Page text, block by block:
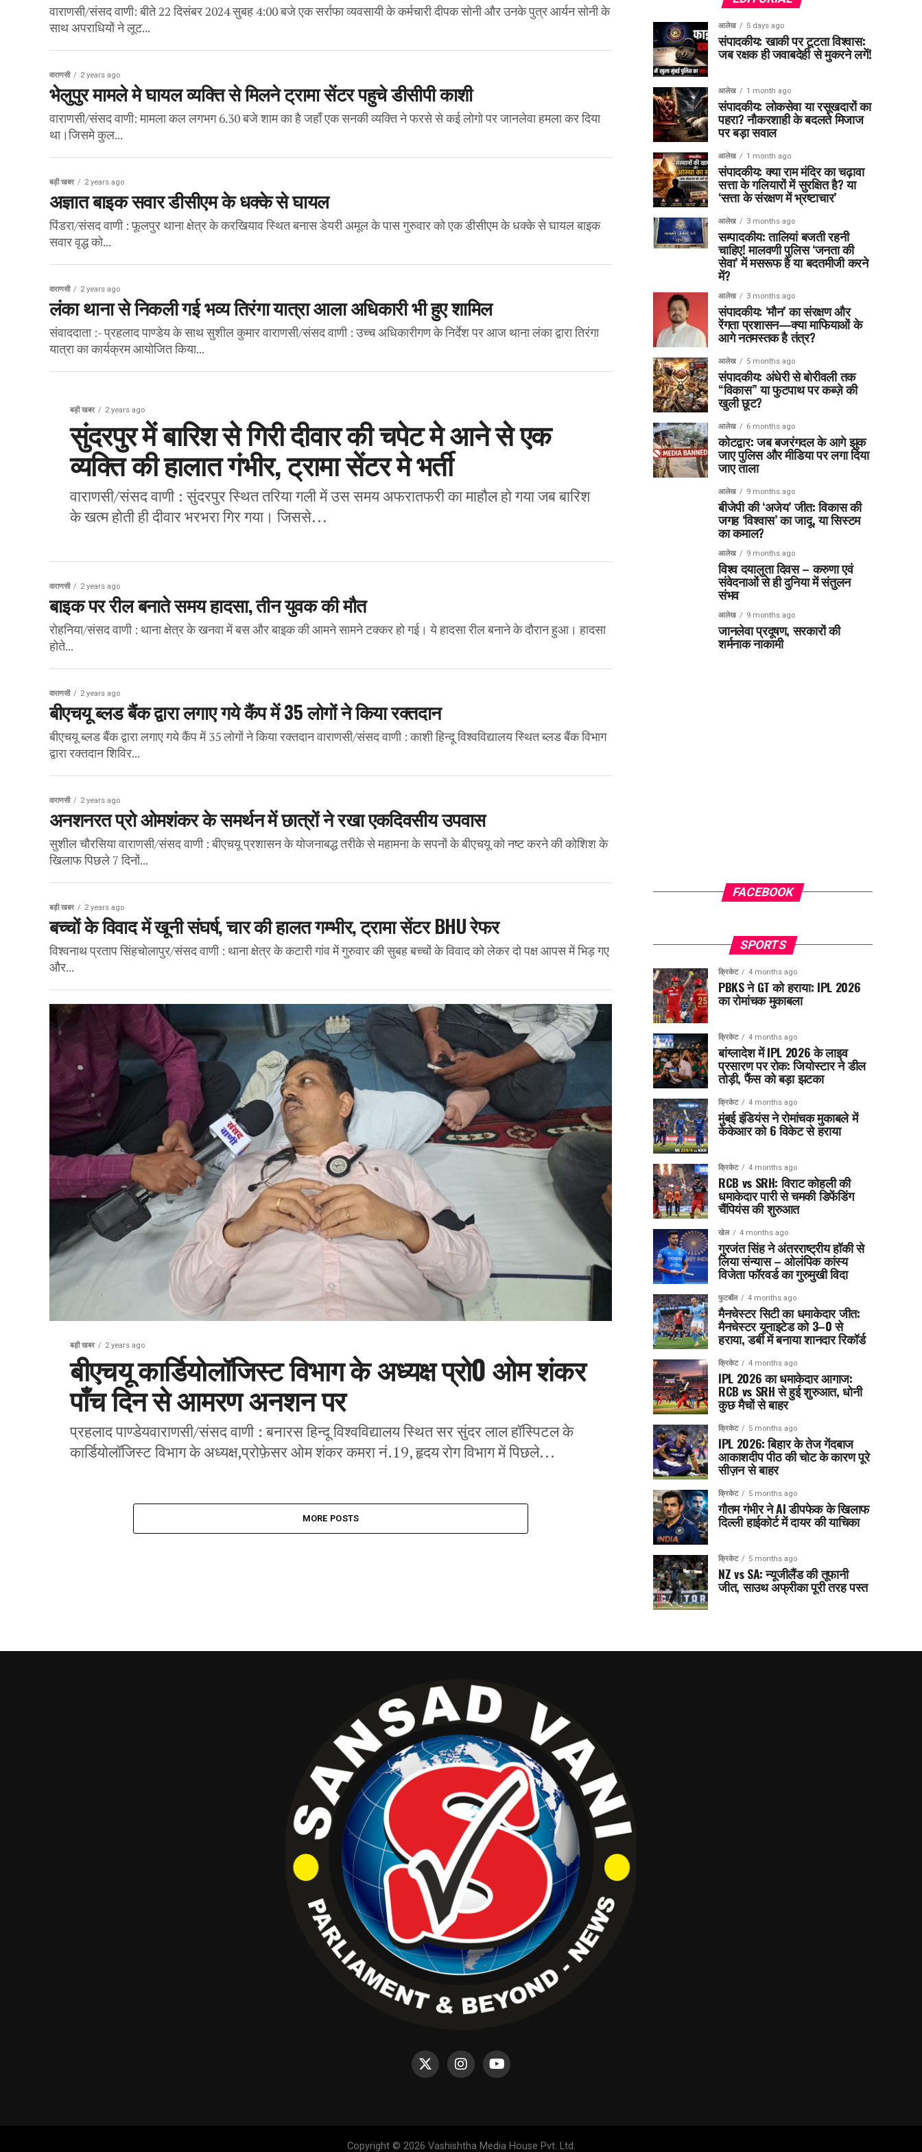
वाराणसी/संसद वाणी: बीते 22 दिसंबर 2024 सुबह 4:00 बजे एक सर्राफा व्यवसायी के कर्मचारी दीपक सोनी और उनके पुत्र आर्यन सोनी के
साथ अपराधियों ने लूट...
वाराणसी 2 years ago
भेलुपुर मामले मे घायल व्यक्ति से मिलने ट्रामा सेंटर पहुचे डीसीपी काशी
वाराणसी/संसद वाणी: मामला कल लगभग 6.30 बजे शाम का है जहाँ एक सनकी व्यक्ति ने फरसे से कई लोगो पर जानलेवा हमला कर दिया
था।जिसमे कुल...
बड़ी खबर 2 years ago
अज्ञात बाइक सवार डीसीएम के धक्के से घायल
पिंडरा/संसद वाणी : फूलपुर थाना क्षेत्र के करखियाव स्थित बनास डेयरी अमूल के पास गुरुवार को एक डीसीएम के धक्के से घायल बाइक
सवार वृद्ध को...
वाराणसी 2 years ago
लंका थाना से निकली गई भव्य तिरंगा यात्रा आला अधिकारी भी हुए शामिल
संवाददाता :- प्रहलाद पाण्डेय के साथ सुशील कुमार वाराणसी/संसद वाणी : उच्च अधिकारीगण के निर्देश पर आज थाना लंका द्वारा तिरंगा
यात्रा का कार्यक्रम आयोजित किया...
बड़ी खबर 2 years ago
सुंदरपुर में बारिश से गिरी दीवार की चपेट मे आने से एक
व्यक्ति की हालात गंभीर, ट्रामा सेंटर मे भर्ती
वाराणसी/संसद वाणी : सुंदरपुर स्थित तरिया गली में उस समय अफरातफरी का माहौल हो गया जब बारिश
के खत्म होती ही दीवार भरभरा गिर गया। जिससे...
वाराणसी 2 years ago
बाइक पर रील बनाते समय हादसा, तीन युवक की मौत
रोहनिया/संसद वाणी : थाना क्षेत्र के खनवा में बस और बाइक की आमने सामने टक्कर हो गई। ये हादसा रील बनाने के दौरान हुआ। हादसा
होते...
वाराणसी 2 years ago
बीएचयू ब्लड बैंक द्वारा लगाए गये कैंप में 35 लोगों ने किया रक्तदान
बीएचयू ब्लड बैंक द्वारा लगाए गये कैंप में 35 लोगों ने किया रक्तदान वाराणसी/संसद वाणी : काशी हिन्दू विश्वविद्यालय स्थित ब्लड बैंक विभाग
द्वारा रक्तदान शिविर...
वाराणसी 2 years ago
अनशनरत प्रो ओमशंकर के समर्थन में छात्रों ने रखा एकदिवसीय उपवास
सुशील चौरसिया वाराणसी/संसद वाणी : बीएचयू प्रशासन के योजनाबद्ध तरीके से महामना के सपनों के बीएचयू को नष्ट करने की कोशिश के
खिलाफ पिछले 7 दिनों...
बड़ी खबर 2 years ago
बच्चों के विवाद में खूनी संघर्ष, चार की हालत गम्भीर, ट्रामा सेंटर BHU रेफर
विश्वनाथ प्रताप सिंहचोलापुर/संसद वाणी : थाना क्षेत्र के कटारी गांव में गुरुवार की सुबह बच्चों के विवाद को लेकर दो पक्ष आपस में भिड़ गए
और...
बड़ी खबर 2 years ago
बीएचयू कार्डियोलॉजिस्ट विभाग के अध्यक्ष प्रो0 ओम शंकर
पाँच दिन से आमरण अनशन पर
प्रहलाद पाण्डेयवाराणसी/संसद वाणी : बनारस हिन्दू विश्वविद्यालय स्थित सर सुंदर लाल हॉस्पिटल के
कार्डियोलॉजिस्ट विभाग के अध्यक्ष,प्रोफ़ेसर ओम शंकर कमरा नं.19, हृदय रोग विभाग में पिछले...
MORE POSTS
आलेख 5 days ago
संपादकीय: खाकी पर टूटता विश्वास:
जब रक्षक ही जवाबदेही से मुकरने लगें!
आलेख 1 month ago
संपादकीय: लोकसेवा या रसूखदारों का
पहरा? नौकरशाही के बदलते मिजाज
पर बड़ा सवाल
आलेख 1 month ago
संपादकीय: क्या राम मंदिर का चढ़ावा
सत्ता के गलियारों में सुरक्षित है? या
‘सत्ता के संरक्षण में भ्रष्टाचार’
आलेख 3 months ago
सम्पादकीय: तालियां बजती रहनी
चाहिए! मालवणी पुलिस ‘जनता की
सेवा’ में मसरूफ है या बदतमीजी करने
में?
आलेख 3 months ago
संपादकीय: ‘मौन’ का संरक्षण और
रेंगता प्रशासन—क्या माफियाओं के
आगे नतमस्तक है तंत्र?
आलेख 5 months ago
संपादकीय: अंधेरी से बोरीवली तक
“विकास” या फुटपाथ पर कब्ज़े की
खुली छूट?
आलेख 6 months ago
कोटद्वार: जब बजरंगदल के आगे झुक
जाए पुलिस और मीडिया पर लगा दिया
जाए ताला
आलेख 9 months ago
बीजेपी की ‘अजेय’ जीत: विकास की
जगह ‘विश्वास’ का जादू, या सिस्टम
का कमाल?
आलेख 9 months ago
विश्व दयालुता दिवस – करुणा एवं
संवेदनाओं से ही दुनिया में संतुलन
संभव
आलेख 9 months ago
जानलेवा प्रदूषण, सरकारों की
शर्मनाक नाकामी
FACEBOOK
SPORTS
क्रिकेट 4 months ago
PBKS ने GT को हराया: IPL 2026
का रोमांचक मुकाबला
क्रिकेट 4 months ago
बांग्लादेश में IPL 2026 के लाइव
प्रसारण पर रोक: जियोस्टार ने डील
तोड़ी, फैंस को बड़ा झटका
क्रिकेट 4 months ago
मुंबई इंडियंस ने रोमांचक मुकाबले में
केकेआर को 6 विकेट से हराया
क्रिकेट 4 months ago
RCB vs SRH: विराट कोहली की
धमाकेदार पारी से चमकी डिफेंडिंग
चैंपियंस की शुरुआत
खेल 4 months ago
गुरजंत सिंह ने अंतरराष्ट्रीय हॉकी से
लिया संन्यास – ओलंपिक कांस्य
विजेता फॉरवर्ड का गुरुमुखी विदा
फुटबॉल 4 months ago
मैनचेस्टर सिटी का धमाकेदार जीत:
मैनचेस्टर यूनाइटेड को 3–0 से
हराया, डर्बी में बनाया शानदार रिकॉर्ड
क्रिकेट 4 months ago
IPL 2026 का धमाकेदार आगाज:
RCB vs SRH से हुई शुरुआत, धोनी
कुछ मैचों से बाहर
क्रिकेट 5 months ago
IPL 2026: बिहार के तेज गेंदबाज
आकाशदीप पीठ की चोट के कारण पूरे
सीज़न से बाहर
क्रिकेट 5 months ago
गौतम गंभीर ने AI डीपफेक के खिलाफ
दिल्ली हाईकोर्ट में दायर की याचिका
क्रिकेट 5 months ago
NZ vs SA: न्यूजीलैंड की तूफानी
जीत, साउथ अफ्रीका पूरी तरह पस्त
Copyright © 2026 Vashishtha Media House Pvt. Ltd.